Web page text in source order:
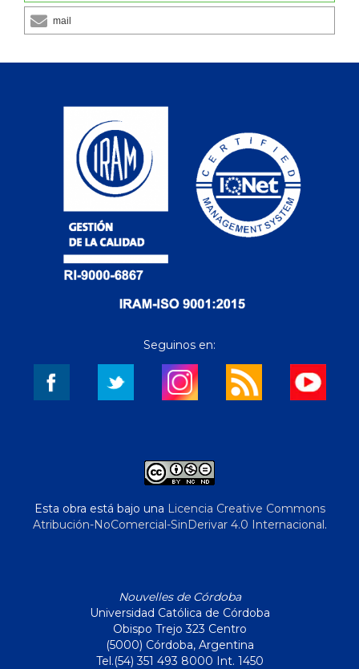
mail
Seguinos en:
Esta obra está bajo una Licencia Creative Commons
Atribución-NoComercial-SinDerivar 4.0 Internacional.
Nouvelles de Córdoba
Universidad Católica de Córdoba
Obispo Trejo 323 Centro
(5000) Córdoba, Argentina
Tel.(54) 351 493 8000 Int. 1450